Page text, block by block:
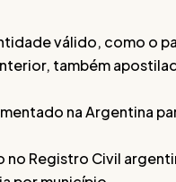
válido, como o
também
na Argentina
no Registro Civil